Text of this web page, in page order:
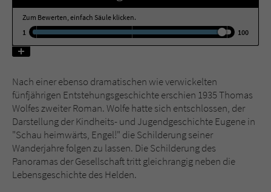
Zum Bewerten, einfach Säule klicken.
1
100
Nach einer ebenso dramatischen wie verwickelten
fünfjährigen Entstehungsgeschichte erschien 1935 Thomas
Wolfes zweiter Roman. Wolfe hatte sich entschlossen, der
Darstellung der Kindheits- und Jugendgeschichte Eugene in
"Schau heimwärts, Engel!" die Schilderung seiner
Wanderjahre folgen zu lassen. Die Schilderung des
Panoramas der Gesellschaft tritt gleichrangig neben die
Lebensgeschichte des Helden.
Name tx_pwcomments_ahash
Anbieter
Laufzeit 1 Jahr
Zweck Cookie für Kommentare einzelner Buchtitel
Name fe_typo_user
Anbieter Literatur-Couch Medien GmbH & Co. KG